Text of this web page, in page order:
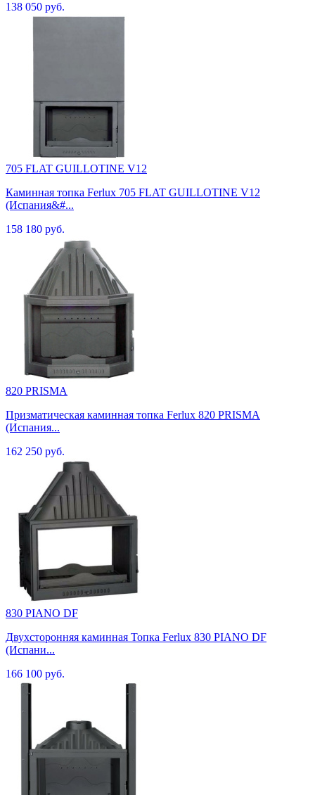
138 050 руб.
705 FLAT GUILLOTINE V12
Каминная топка Ferlux 705 FLAT GUILLOTINE V12
(Испания&#...
158 180 руб.
820 PRISMA
Призматическая каминная топка Ferlux 820 PRISMA
(Испания...
162 250 руб.
830 PIANO DF
Двухсторонняя каминная Топка Ferlux 830 PIANO DF
(Испани...
166 100 руб.